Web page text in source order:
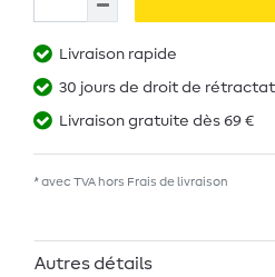
Livraison rapide
30 jours de droit de
Livraison gratuite dès 69 €
* avec TVA hors Frais de livraison
Autres détails